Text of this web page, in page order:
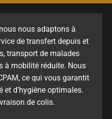
nous adaptons à
de transfert depuis et
transport de malades
à mobilité réduite. Nous
ce qui vous garantit
et d’hygiène optimales.
de colis.